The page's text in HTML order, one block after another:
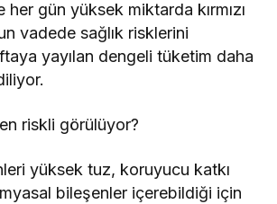
gün yüksek miktarda kırmızı
vadede sağlık risklerini
yayılan dengeli tüketim daha
riskli görülüyor?
yüksek tuz, koruyucu katkı
bileşenler içerebildiği için